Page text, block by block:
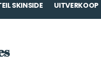
SKINSIDE UITVERKOOP